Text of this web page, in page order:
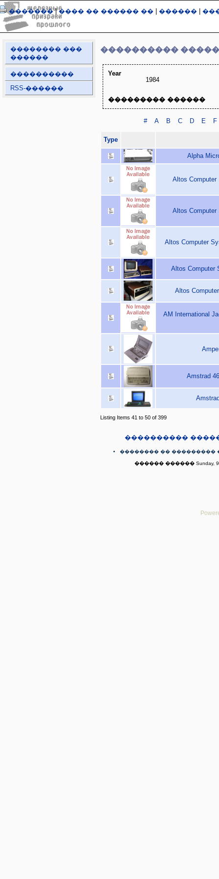
�������|���� �� ������ �� ������
�������� ���
������
����������
RSS-������
����������
Year
1984
��������� ������
# A B C D E F
Type
Alpha
Altos Computer
Altos Computer
Altos Computer
Altos Computer
Altos
AM International
Amstrad
Listing Items 41 to 50 of 399
����������
�������� �� ���������
������ ������ Sunday,